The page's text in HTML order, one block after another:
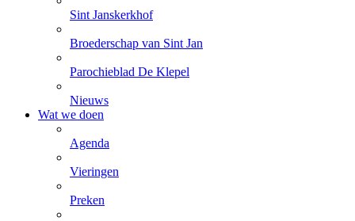
Sint Janskerkhof
Broederschap van Sint Jan
Parochieblad De Klepel
Nieuws
Wat we doen
Agenda
Vieringen
Preken